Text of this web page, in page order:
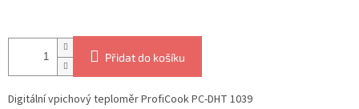
Přidat do košíku
Digitální vpichový teploměr ProfiCook PC-DHT 1039